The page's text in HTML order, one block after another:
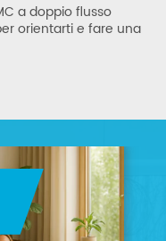
a doppio flusso
orientarti e fare una